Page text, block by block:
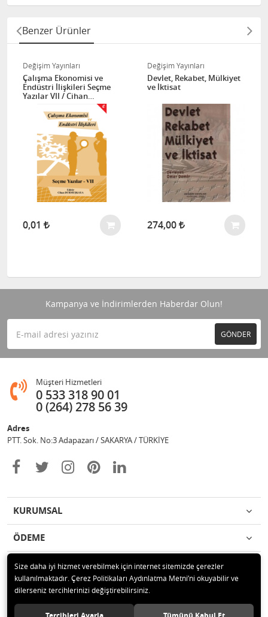
Benzer Ürünler
Değişim Yayınları
Çalışma Ekonomisi ve
Endüstri İlişkileri Seçme
Yazılar VII / Cihan
0,01
Değişim Yayınları
Devlet, Rekabet, Mülkiyet
ve İktisat
274,00
Kampanya ve İndirimlerden Haberdar Olun!
GÖNDER
Müşteri Hizmetleri
0 533 318 90 01
0 (264) 278 56 39
Adres
PTT. Sok. No:3 Adapazarı / SAKARYA / TÜRKİYE
KURUMSAL
ÖDEME
İLETİŞİM
© 2020 Değişim Yayınları Tüm hakları saklıdır.
Size daha iyi hizmet verebilmek için internet sitemizde çerezler
kullanılmaktadır. Çerez Politikaları Aydınlatma Metni’ni okuyabilir ve
dilerseniz tercihlerinizi değiştirebilirsiniz.